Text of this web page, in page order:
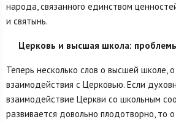
народа, связанного единством
и святынь.
Церковь и высшая школа:
Теперь несколько слов о высшей школе,
взаимодействия с Церковью. Если
взаимодействие Церкви со школьным
развивается довольно плодотворно, то